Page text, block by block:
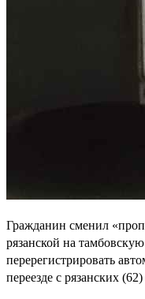
Гражданин сменил
рязанской на
перерегистрировать
переезде с рязанских